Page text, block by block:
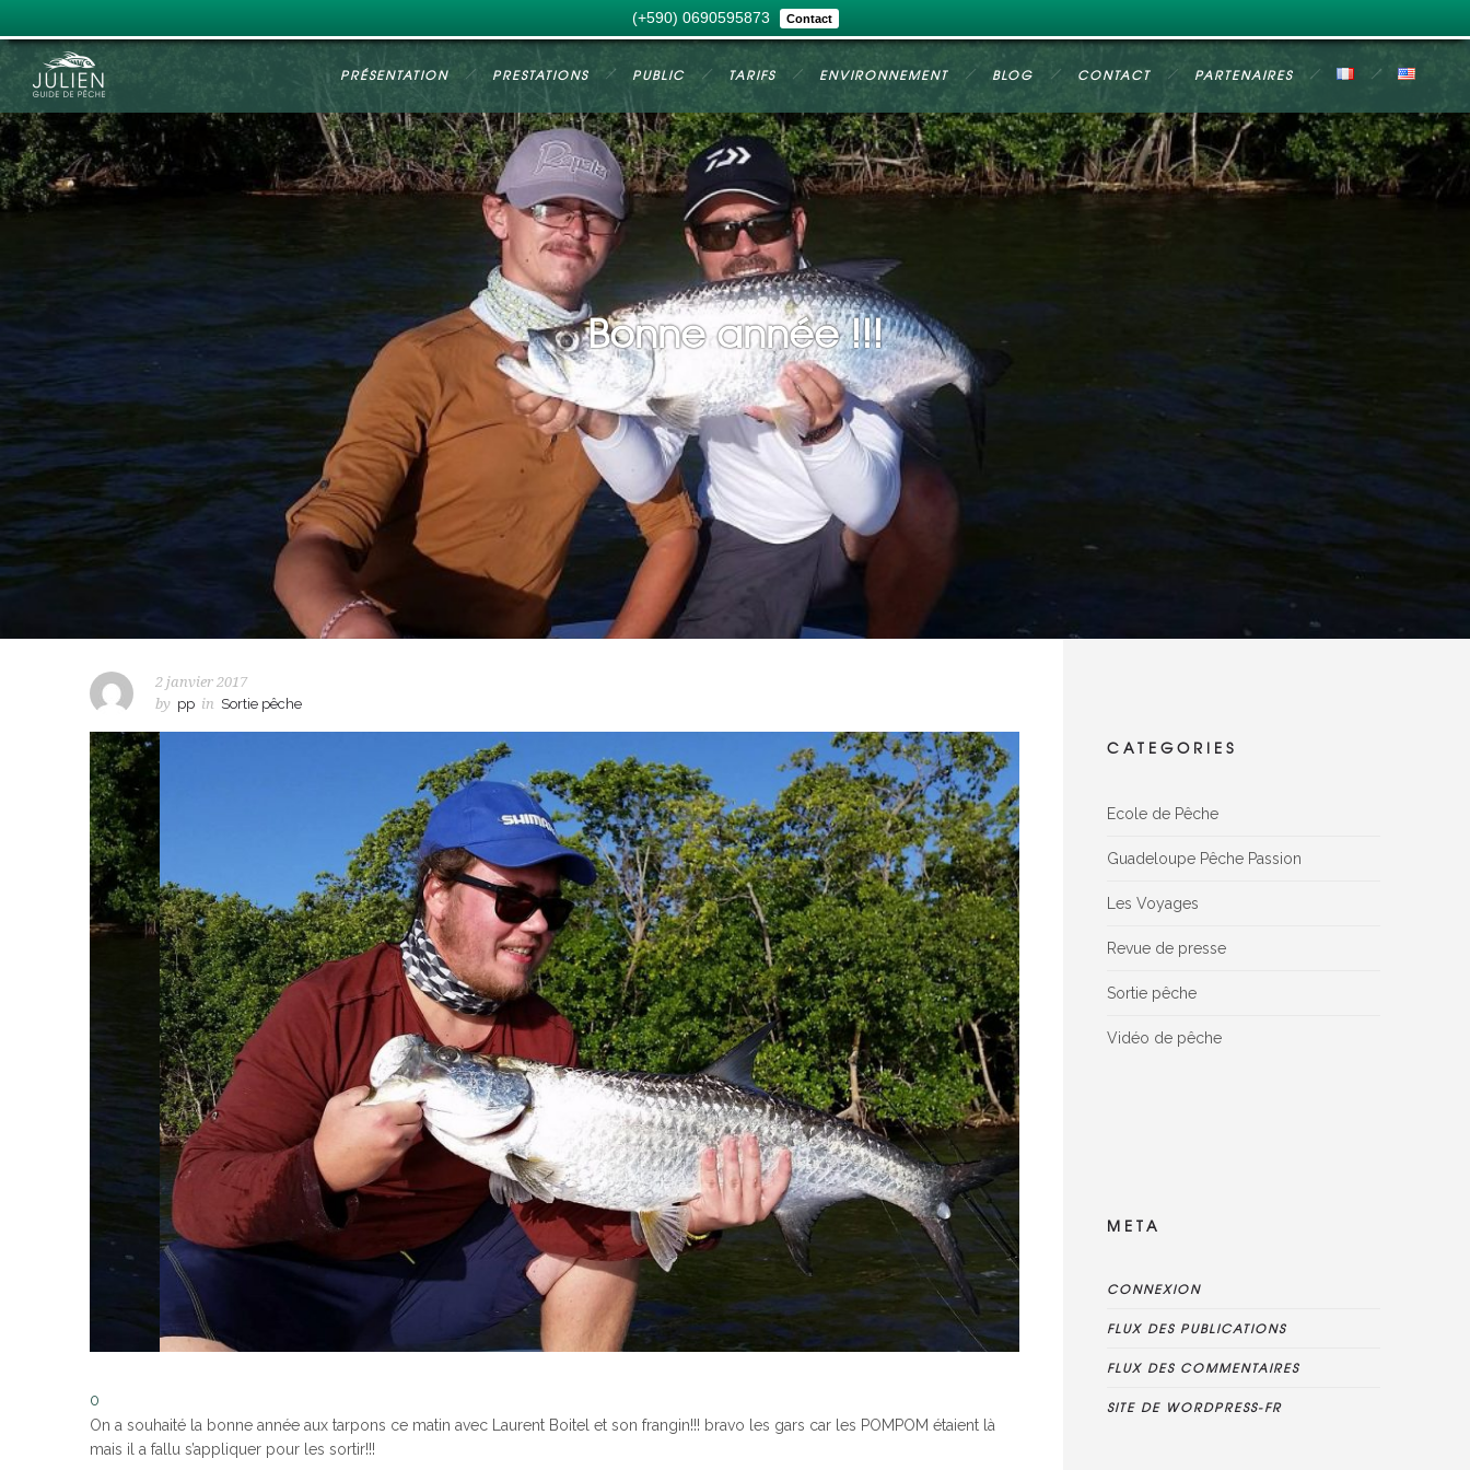
(+590) 0690595873 Contact
PRÉSENTATION PRESTATIONS PUBLIC TARIFS ENVIRONNEMENT BLOG CONTACT PARTENAIRES
Bonne année !!!
2 janvier 2017
by pp in Sortie pêche
0
On a souhaité la bonne année aux tarpons ce matin avec Laurent Boitel et son frangin!!! bravo les gars car les POMPOM étaient là
mais il a fallu s’appliquer pour les sortir!!!
CATEGORIES
Ecole de Pêche
Guadeloupe Pêche Passion
Les Voyages
Revue de presse
Sortie pêche
Vidéo de pêche
META
CONNEXION
FLUX DES PUBLICATIONS
FLUX DES COMMENTAIRES
SITE DE WORDPRESS-FR